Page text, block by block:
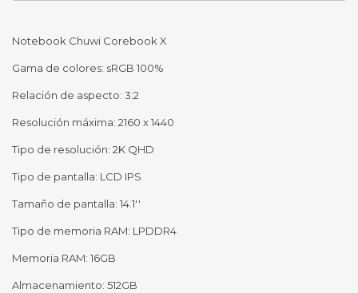
Notebook Chuwi Corebook X
Gama de colores: sRGB 100%
Relación de aspecto: 3:2
Resolución máxima: 2160 x 1440
Tipo de resolución: 2K QHD
Tipo de pantalla: LCD IPS
Tamaño de pantalla: 14.1''
Tipo de memoria RAM: LPDDR4
Memoria RAM: 16GB
Almacenamiento: 512GB